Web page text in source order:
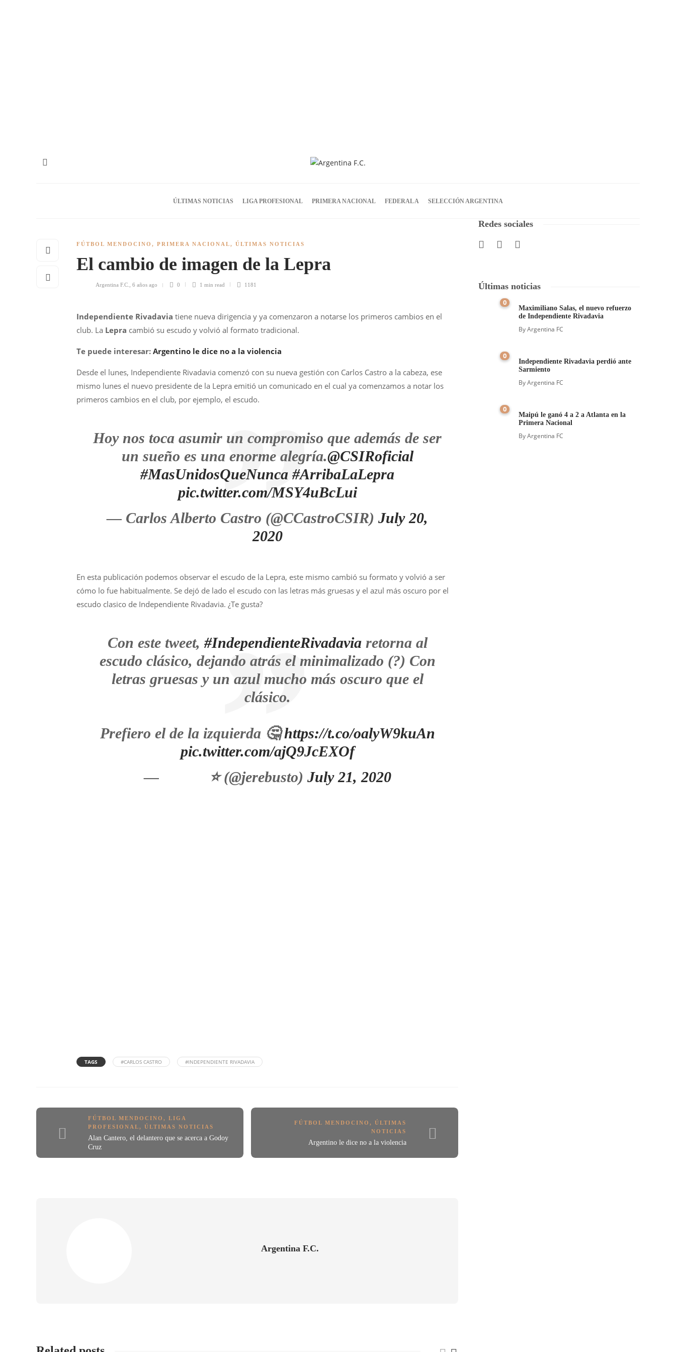
ÚLTIMAS NOTICIAS LIGA PROFESIONAL PRIMERA NACIONAL FEDERAL A SELECCIÓN ARGENTINA
FÚTBOL MENDOCINO , PRIMERA NACIONAL, ÚLTIMAS NOTICIAS
El cambio de imagen de la Lepra
Argentina F.C. 6 años ago 0 1 min read 1181
Independiente Rivadavia tiene nueva dirigencia y ya comenzaron a notarse los primeros cambios en el
club. La Lepra cambió su escudo y volvió al formato tradicional.
Te puede interesar: Argentino le dice no a la violencia
Desde el lunes, Independiente Rivadavia comenzó con su nueva gestión con Carlos Castro a la cabeza, ese
mismo lunes el nuevo presidente de la Lepra emitió un comunicado en el cual ya comenzamos a notar los
primeros cambios en el club, por ejemplo, el escudo.
Hoy nos toca asumir un compromiso que además de ser
un sueño es una enorme alegría.@CSIRoficial
#MasUnidosQueNunca #ArribaLaLepra
pic.twitter.com/MSY4uBcLui
— Carlos Alberto Castro (@CCastroCSIR)July 20,
2020
En esta publicación podemos observar el escudo de la Lepra, este mismo cambió su formato y volvió a ser
cómo lo fue habitualmente. Se dejó de lado el escudo con las letras más gruesas y el azul más oscuro por el
escudo clasico de Independiente Rivadavia. ¿Te gusta?
Con este tweet, #IndependienteRivadaviaretorna al
escudo clásico, dejando atrás el minimalizado (?) Con
letras gruesas y un azul mucho más oscuro que el
clásico.
Prefiero el de la izquierda 🤔https://t.co/oalyW9kuAn
pic.twitter.com/ajQ9JcEXOf
— ᅠ ᅠᅠ⭐️ (@jerebusto) July 21, 2020
TAGS #CARLOS CASTRO #INDEPENDIENTE RIVADAVIA
FÚTBOL MENDOCINO,LIGA
PROFESIONAL,ÚLTIMAS NOTICIAS
Alan Cantero, el delantero que se acerca a Godoy
Cruz
FÚTBOL MENDOCINO,ÚLTIMAS
NOTICIAS
Argentino le dice no a la violencia
Argentina F.C.
Redes sociales
Últimas noticias
0
Maximiliano Salas, el nuevo refuerzo
de Independiente Rivadavia
ByArgentina FC
0
Independiente Rivadavia perdió ante
Sarmiento
ByArgentina FC
0
Maipú le ganó 4 a 2 a Atlanta en la
Primera Nacional
ByArgentina FC